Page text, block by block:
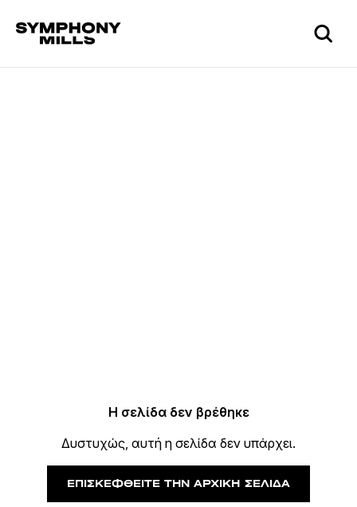
Η σελίδα δεν βρέθηκε
Δυστυχώς, αυτή η σελίδα δεν υπάρχει.
ΕΠΙΣΚΕΦΘΕΊΤΕ ΤΗΝ ΑΡΧΙΚΉ ΣΕΛΊΔΑ